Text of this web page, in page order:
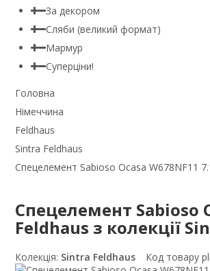
За декором
Сляби (великий формат)
Мармур
Суперціни!
Головна
Німеччина
Feldhaus
Sintra Feldhaus
Спецелемент Sabioso Ocasa W678NF11
Спецелемент Sabioso
Feldhaus з колекції
Колекція: Sintra Feldhaus Код товару